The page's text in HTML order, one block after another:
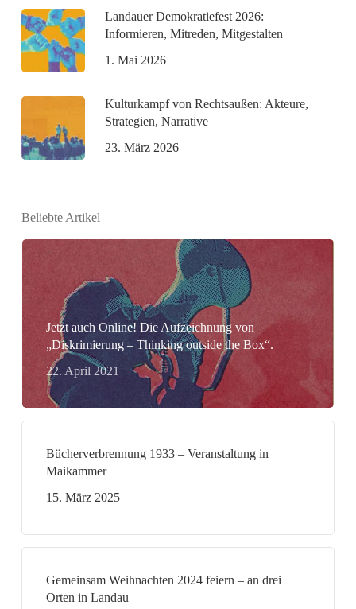
Landauer Demokratiefest 2026:
Informieren, Mitreden, Mitgestalten
1. Mai 2026
Kulturkampf von Rechtsaußen: Akteure,
Strategien, Narrative
23. März 2026
Beliebte Artikel
Jetzt auch Online! Die Aufzeichnung von
„Diskrimierung – Thinking outside the Box“.
22. April 2021
Bücherverbrennung 1933 – Veranstaltung in
Maikammer
15. März 2025
Gemeinsam Weihnachten 2024 feiern – an drei
Orten in Landau